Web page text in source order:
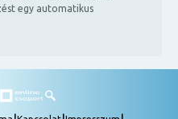
egy automatikus